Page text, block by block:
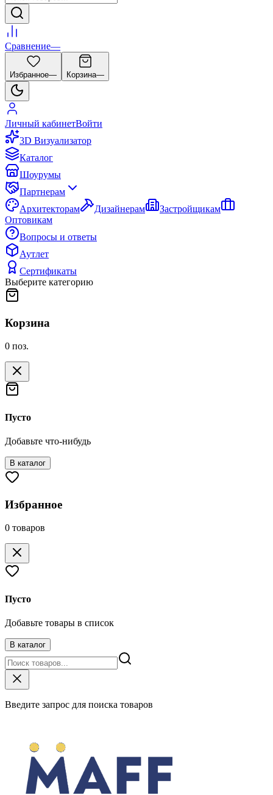
Сравнение—
Избранное— Корзина—
Личный кабинетВойти
3D Визуализатор
Каталог
Шоурумы
Партнерам
Архитекторам
Дизайнерам
Застройщикам
Оптовикам
Вопросы и ответы
Аутлет
Сертификаты
Выберите категорию
Корзина
0 поз.
Пусто
Добавьте что-нибудь
В каталог
Избранное
0 товаров
Пусто
Добавьте товары в список
В каталог
Введите запрос для поиска товаров